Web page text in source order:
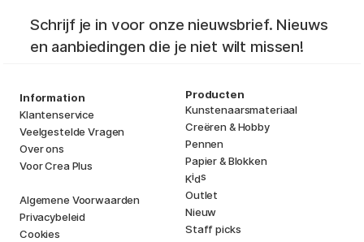
Schrijf je in voor onze nieuwsbrief. Nieuws
en aanbiedingen die je niet wilt missen!
Information
Klantenservice
Veelgestelde Vragen
Over ons
Voor Crea Plus
Algemene Voorwaarden
Privacybeleid
Cookies
Producten
Kunstenaarsmateriaal
Creëren & Hobby
Pennen
Papier & Blokken
Kids
Outlet
Nieuw
Staff picks